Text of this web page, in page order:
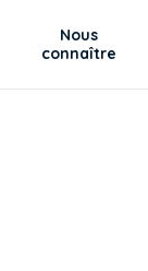
Nous
connaître